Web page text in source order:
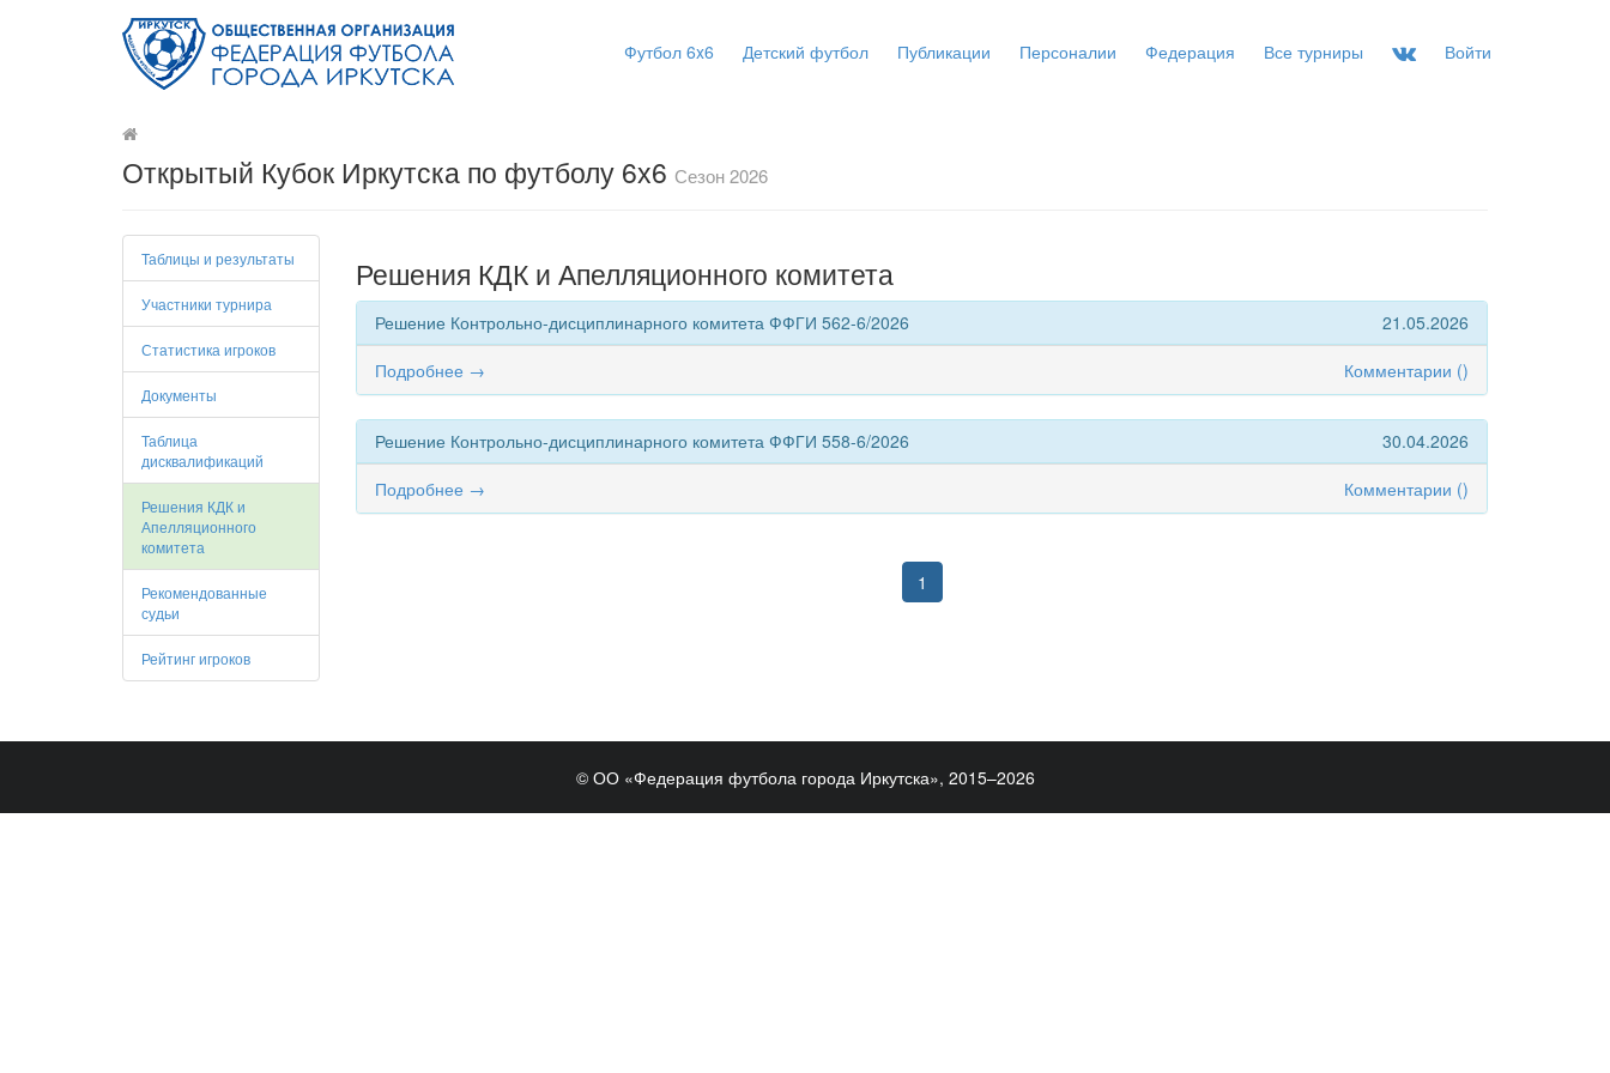
Футбол 6x6 Детский футбол Публикации Персоналии Федерация Все турниры Войти
Открытый Кубок Иркутска по футболу 6х6 Сезон 2026
Таблицы и результаты
Участники турнира
Статистика игроков
Документы
Таблица
дисквалификаций
Решения КДК и
Апелляционного
комитета
Рекомендованные
судьи
Рейтинг игроков
Решения КДК и Апелляционного комитета
Решение Контрольно-дисциплинарного комитета ФФГИ 562-6/2026
21.05.2026
Подробнее →
Комментарии ()
Решение Контрольно-дисциплинарного комитета ФФГИ 558-6/2026
30.04.2026
Подробнее →
Комментарии ()
1
© ОО «Федерация футбола города Иркутска», 2015–2026